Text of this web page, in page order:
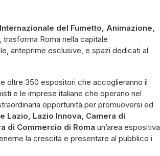
del Fumetto, Animazione,
trasforma Roma nella capitale
anteprime esclusive, e spazi dedicati al
oltre 350 espositori che accoglieranno il
e le imprese italiane che operano nel
opportunità per promuoversi ed
Lazio, Lazio Innova, Camera di
di Commercio di Roma un’area espositiva
la crescita e presentare al pubblico i